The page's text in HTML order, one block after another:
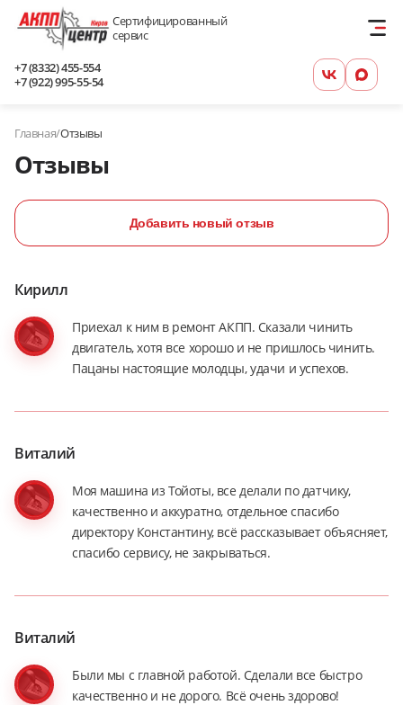
Сертифицированный
сервис
+7 (8332) 455-554
+7 (922) 995-55-54
Главная/Отзывы
Отзывы
Добавить новый отзыв
Кирилл
Приехал к ним в ремонт АКПП. Сказали чинить
двигатель, хотя все хорошо и не пришлось чинить.
Пацаны настоящие молодцы, удачи и успехов.
Виталий
Моя машина из Тойоты, все делали по датчику,
качественно и аккуратно, отдельное спасибо
директору Константину, всё рассказывает объясняет,
спасибо сервису, не закрываться.
Виталий
Были мы с главной работой. Сделали все быстро
качественно и не дорого. Всё очень здорово!